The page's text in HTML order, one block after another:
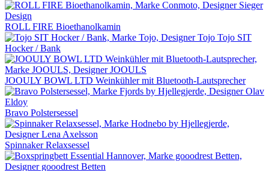
ROLL FIRE Bioethanolkamin
Tojo SIT
Hocker / Bank
JOOULY BOWL LTD Weinkühler mit Bluetooth-Lautsprecher
Bravo Polstersessel
Spinnaker Relaxsessel